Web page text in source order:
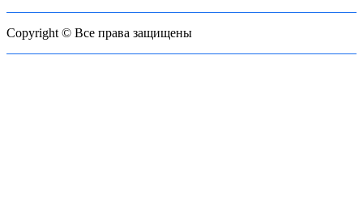
Copyright © Все права защищены